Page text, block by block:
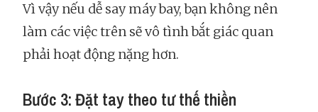
Vì vậy nếu dễ say máy bay, bạn không nên
làm các việc trên sẽ vô tình bắt giác quan
phải hoạt động nặng hơn.
Bước 3: Đặt tay theo tư thế thiền